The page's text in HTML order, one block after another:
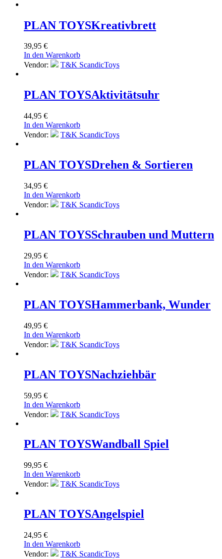
PLAN TOYSKreativbrett
39,95 €
In den Warenkorb
Vendor:
T&K ScandicToys
PLAN TOYSAktivitätsuhr
44,95 €
In den Warenkorb
Vendor:
T&K ScandicToys
PLAN TOYSDrehen & Sortieren
34,95 €
In den Warenkorb
Vendor:
T&K ScandicToys
PLAN TOYSSchrauben und Muttern
29,95 €
In den Warenkorb
Vendor:
T&K ScandicToys
PLAN TOYSHammerbank, Wunder
49,95 €
In den Warenkorb
Vendor:
T&K ScandicToys
PLAN TOYSNachziehbär
59,95 €
In den Warenkorb
Vendor:
T&K ScandicToys
PLAN TOYSWandball Spiel
99,95 €
In den Warenkorb
Vendor:
T&K ScandicToys
PLAN TOYSAngelspiel
24,95 €
In den Warenkorb
Vendor:
T&K ScandicToys